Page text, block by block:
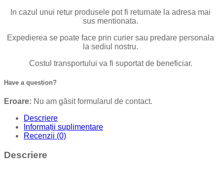
In cazul unui retur produsele pot fi returnate la adresa mai
sus mentionata.
Expedierea se poate face prin curier sau predare personala
la sediul nostru.
Costul transportului va fi suportat de beneficiar.
Have a question?
Eroare: Nu am găsit formularul de contact.
Descriere
Informații suplimentare
Recenzii (0)
Descriere